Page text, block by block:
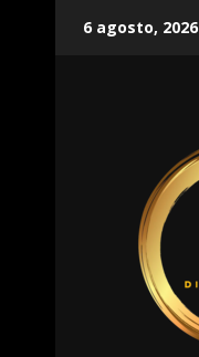
6 agosto, 2026